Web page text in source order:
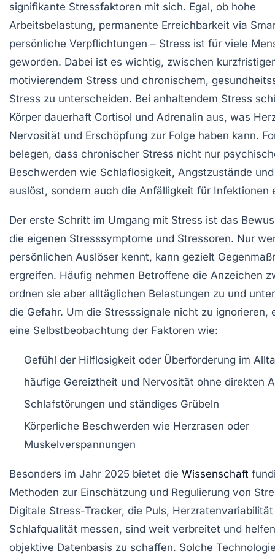
signifikante Stressfaktoren mit sich. Egal, ob hohe
Arbeitsbelastung, permanente Erreichbarkeit via
persönliche Verpflichtungen – Stress ist für viele
geworden. Dabei ist es wichtig, zwischen
motivierendem Stress und chronischem,
Stress zu unterscheiden. Bei anhaltendem Stress
Körper dauerhaft Cortisol und Adrenalin aus, was
Nervosität und Erschöpfung zur Folge haben kann.
belegen, dass chronischer Stress nicht nur
Beschwerden wie Schlaflosigkeit, Angstzustände
auslöst, sondern auch die Anfälligkeit für Infektionen
Der erste Schritt im Umgang mit Stress ist das
die eigenen Stresssymptome und Stressoren. Nur
persönlichen Auslöser kennt, kann gezielt
ergreifen. Häufig nehmen Betroffene die Anzeichen
ordnen sie aber alltäglichen Belastungen zu und
die Gefahr. Um die Stresssignale nicht zu ignorieren,
eine Selbstbeobachtung der Faktoren wie:
Gefühl der Hilflosigkeit oder Überforderung im
häufige Gereiztheit und Nervosität ohne direkten
Schlafstörungen und ständiges Grübeln
Körperliche Beschwerden wie Herzrasen oder
Muskelverspannungen
Besonders im Jahr 2025 bietet die Wissenschaft
Methoden zur Einschätzung und Regulierung von
Digitale Stress-Tracker, die Puls,
Schlafqualität messen, sind weit verbreitet und
objektive Datenbasis zu schaffen. Solche